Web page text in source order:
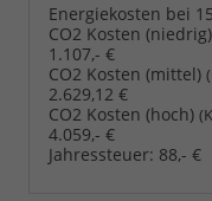
Energiekosten bei
CO2 Kosten (niedrig)
1.107,- €
CO2 Kosten (mittel)
2.629,12 €
CO2 Kosten (hoch)
4.059,- €
Jahressteuer: 88,- €